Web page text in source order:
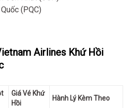
(PQC)
Airlines Khứ Hồi
Giá Vé Khứ
Hồi
Hành Lý Kèm Theo